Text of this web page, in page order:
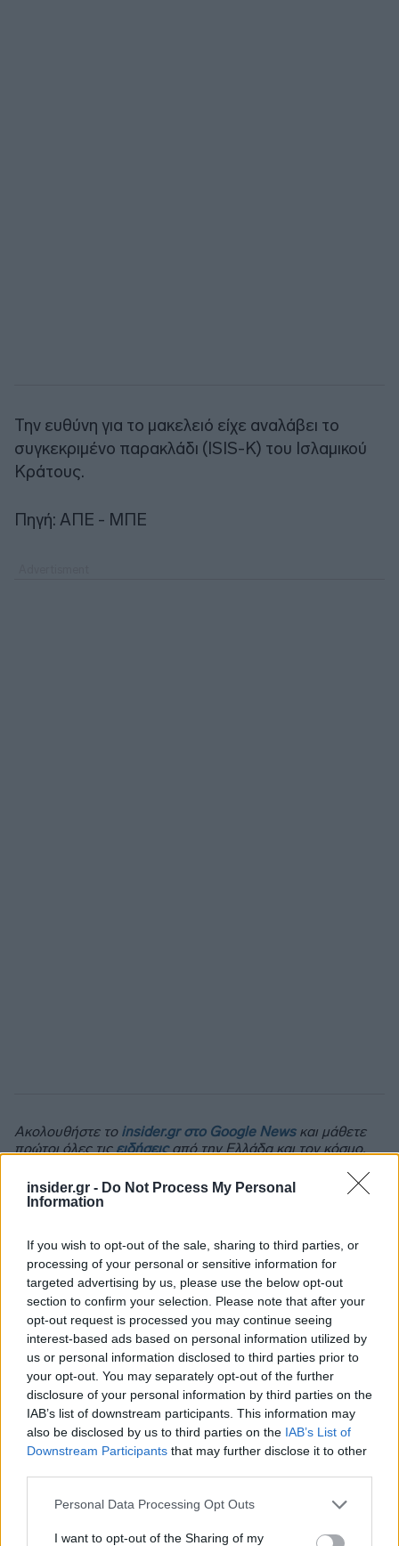
insider.gr - Do Not Process My Personal
Information
If you wish to opt-out of the sale, sharing to third parties, or
processing of your personal or sensitive information for
targeted advertising by us, please use the below opt-out
section to confirm your selection. Please note that after your
opt-out request is processed you may continue seeing
interest-based ads based on personal information utilized by
us or personal information disclosed to third parties prior to
your opt-out. You may separately opt-out of the further
disclosure of your personal information by third parties on the
IAB’s list of downstream participants. This information may
also be disclosed by us to third parties on the IAB’s List of
Downstream Participants that may further disclose it to other
Please note that this website/app uses one or more Google
not limited to your visit or usage behaviour. You may click to
Personal Data Processing Opt Outs
I want to opt-out of the Sharing of my
Την ευθύνη για το μακελειό είχε αναλάβει το
συγκεκριμένο παρακλάδι (ISIS-K) του Ισλαμικού
Κράτους.
Πηγή: ΑΠΕ - ΜΠΕ
Ακολουθήστε το insider.gr στο Google Newsκαι μάθετε
πρώτοι όλες τιςειδήσειςαπό την Ελλάδα και τον κόσμο.
Διαβάζονται αυτή τη στιγμή
Μεταβιβάσεις ακινήτων: Στο σκάνερ χιλιάδες